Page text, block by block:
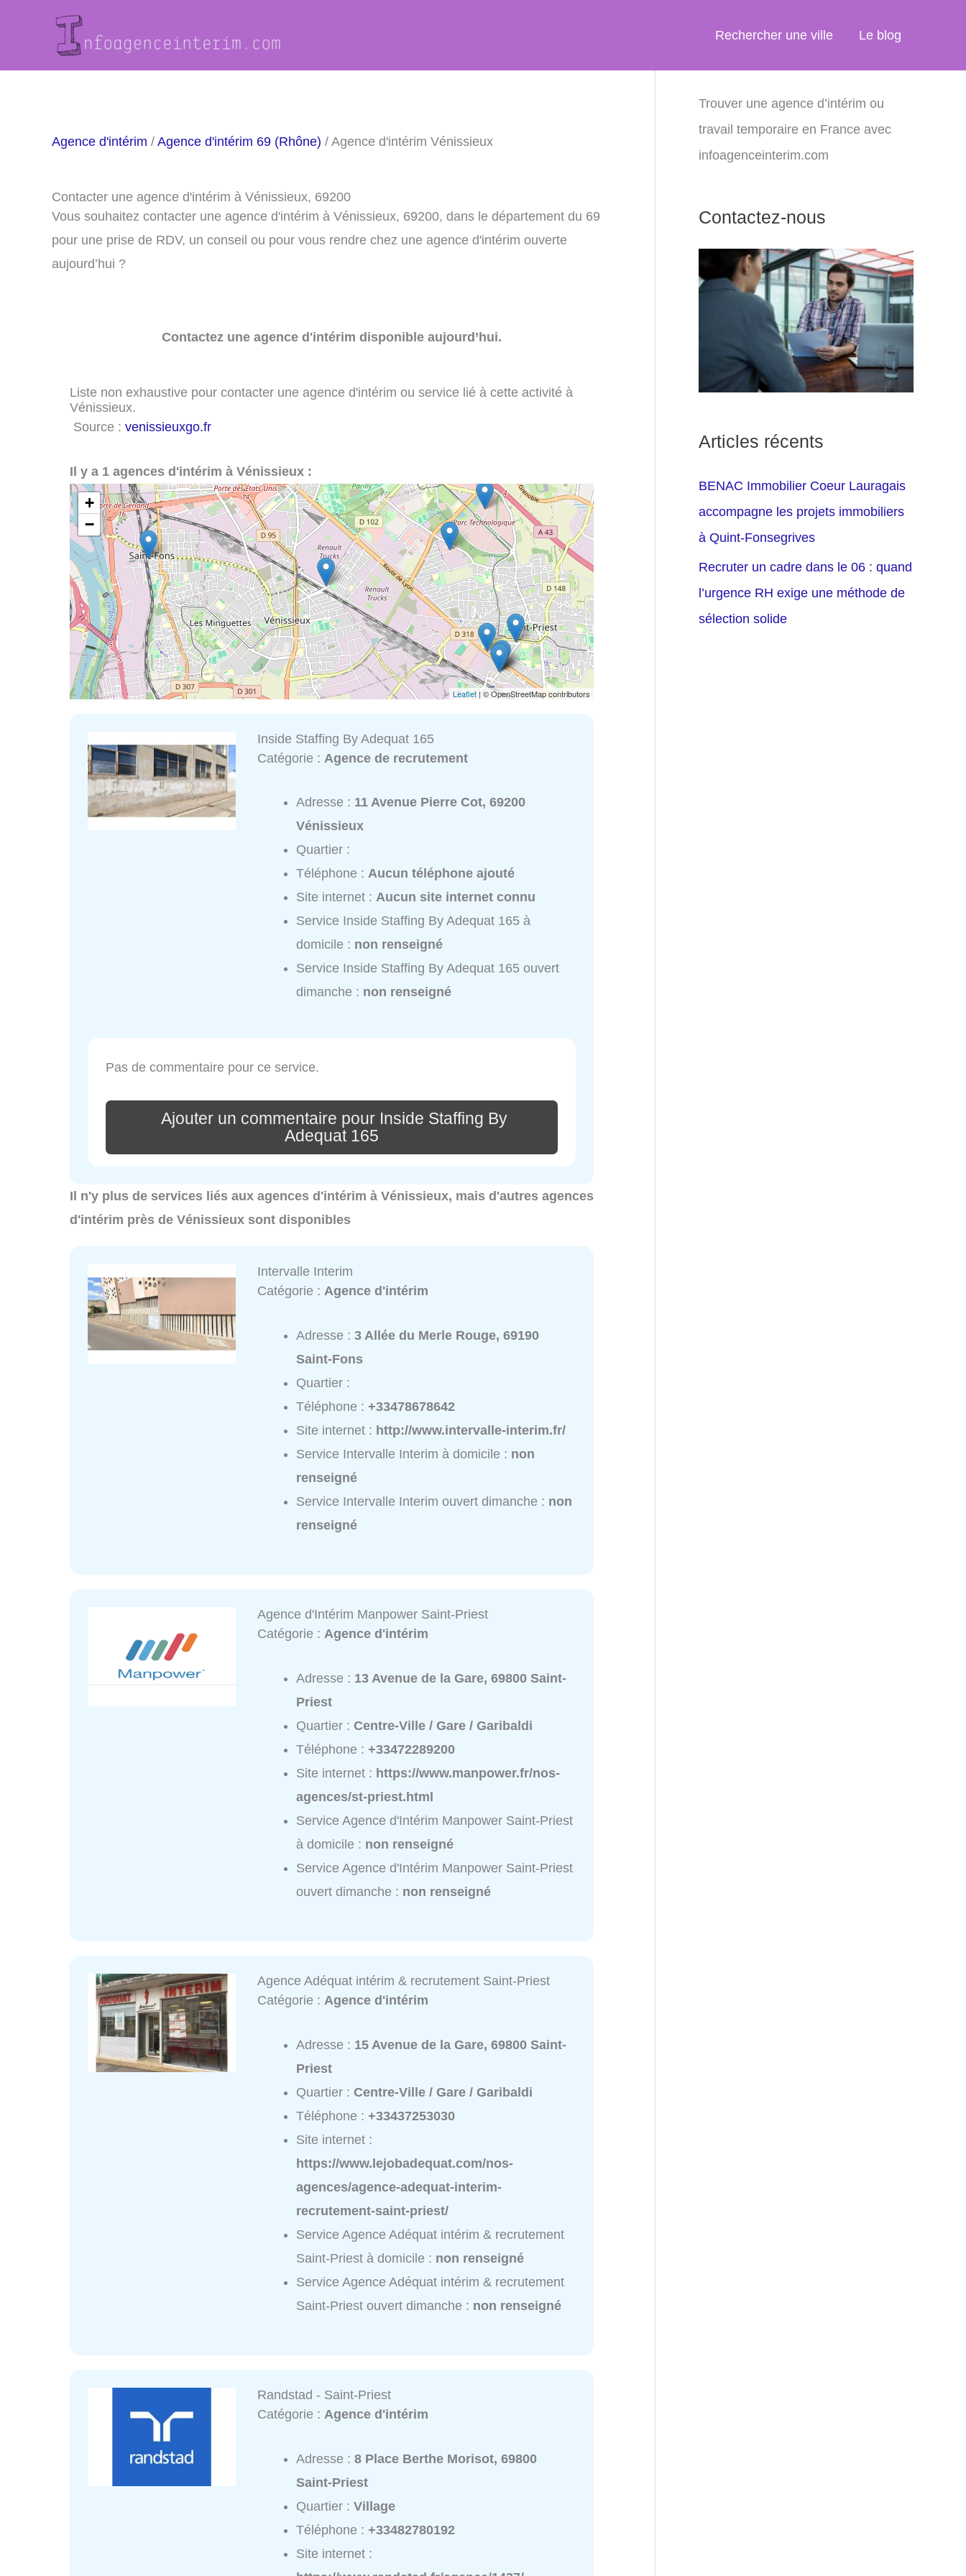
Rechercher une ville Le blog
Agence d'intérim / Agence d'intérim 69 (Rhône) / Agence d'intérim Vénissieux
Contacter une agence d'intérim à Vénissieux, 69200
Vous souhaitez contacter une agence d'intérim à Vénissieux, 69200, dans le département du 69
pour une prise de RDV, un conseil ou pour vous rendre chez une agence d'intérim ouverte
aujourd’hui ?
Contactez une agence d'intérim disponible aujourd’hui.
Liste non exhaustive pour contacter une agence d'intérim ou service lié à cette activité à
Vénissieux.
Source : venissieuxgo.fr
Il y a 1 agences d'intérim à Vénissieux :
+
−
Leaflet| © OpenStreetMap contributors
Inside Staffing By Adequat 165
Catégorie : Agence de recrutement
Adresse : 11 Avenue Pierre Cot, 69200
Vénissieux
Quartier :
Téléphone :Aucun téléphone ajouté
Site internet :Aucun site internet connu
Service Inside Staffing By Adequat 165 à
domicile : non renseigné
Service Inside Staffing By Adequat 165 ouvert
dimanche : non renseigné
Pas de commentaire pour ce service.
Ajouter un commentaire pour Inside Staffing By
Adequat 165
Il n'y plus de services liés aux agences d'intérim à Vénissieux, mais d'autres agences
d'intérim près de Vénissieux sont disponibles
Intervalle Interim
Catégorie :Agence d'intérim
Adresse :3 Allée du Merle Rouge, 69190
Saint-Fons
Quartier :
Téléphone :+33478678642
Site internet : http://www.intervalle-interim.fr/
Service Intervalle Interim à domicile : non
renseigné
Service Intervalle Interim ouvert dimanche : non
renseigné
Agence d'Intérim Manpower Saint-Priest
Catégorie :Agence d'intérim
Adresse : 13 Avenue de la Gare, 69800 Saint-
Priest
Quartier :Centre-Ville / Gare / Garibaldi
Téléphone :+33472289200
Site internet : https://www.manpower.fr/nos-
agences/st-priest.html
Service Agence d'Intérim Manpower Saint-Priest
à domicile : non renseigné
Service Agence d'Intérim Manpower Saint-Priest
ouvert dimanche : non renseigné
Agence Adéquat intérim & recrutement Saint-Priest
Catégorie : Agence d'intérim
Adresse : 15 Avenue de la Gare, 69800 Saint-
Priest
Quartier :Centre-Ville / Gare / Garibaldi
Téléphone :+33437253030
Site internet :
https://www.lejobadequat.com/nos-
agences/agence-adequat-interim-
recrutement-saint-priest/
Service Agence Adéquat intérim & recrutement
Saint-Priest à domicile : non renseigné
Service Agence Adéquat intérim & recrutement
Saint-Priest ouvert dimanche : non renseigné
Randstad - Saint-Priest
Catégorie : Agence d'intérim
Adresse :8 Place Berthe Morisot, 69800
Saint-Priest
Quartier :Village
Téléphone :+33482780192
Site internet :
Trouver une agence d’intérim ou
travail temporaire en France avec
infoagenceinterim.com
Contactez-nous
Articles récents
BENAC Immobilier Coeur Lauragais
accompagne les projets immobiliers
à Quint-Fonsegrives
Recruter un cadre dans le 06 : quand
l’urgence RH exige une méthode de
sélection solide